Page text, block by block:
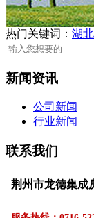
热门关键词： 湖
新闻资讯
公司新闻
行业新闻
联系我们
荆州市龙德集成